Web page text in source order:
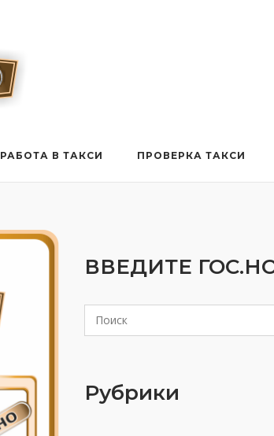
РАБОТА В ТАКСИ ПРОВЕРКА ТАКСИ
ВВЕДИТЕ
Рубрики